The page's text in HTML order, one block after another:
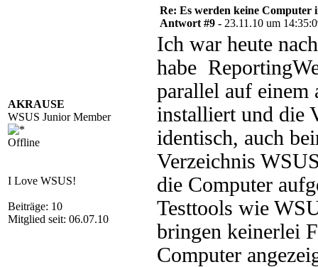
AKRAUSE
WSUS Junior Member
Offline
I Love WSUS!
Beiträge: 10
Mitglied seit: 06.07.10
Re: Es werden keine Computer
Antwort #9 - 23.11.10 um
Ich war heute
habe
parallel auf einem
installiert und die
identisch, auch
Verzeichnis
die Computer
Testtools wie
bringen keinerlei
Computer